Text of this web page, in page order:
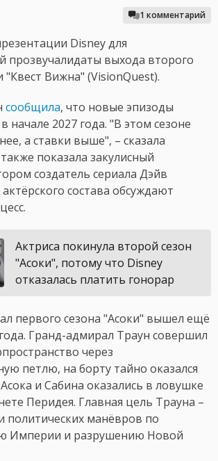
1 комментарий
Disney для
прозвучалидаты выхода второго
"Квест Вижна" (VisionQuest).
сообщила, что новые эпизоды
начале 2027 года. "В этом сезоне
а ставки выше", – сказала
показала закулисный
создатель сериала Дэйв
состава обсуждают
Актриса покинула второй сезон
"Асоки", потому что Disney
отказалась платить гонорар
первого сезона "Асоки" вышел ещё
Гранд-адмирал Траун совершил
через
петлю, на борту тайно оказался
и Сабина оказались в ловушке
Перидея. Главная цель Трауна –
политических манёвров по
Империи и разрушению Новой